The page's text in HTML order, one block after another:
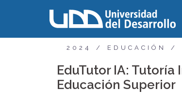
2024 EDUCACIÓN
EduTutor IA:
Educación Superior